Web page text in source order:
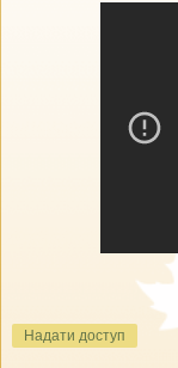
Надати доступ